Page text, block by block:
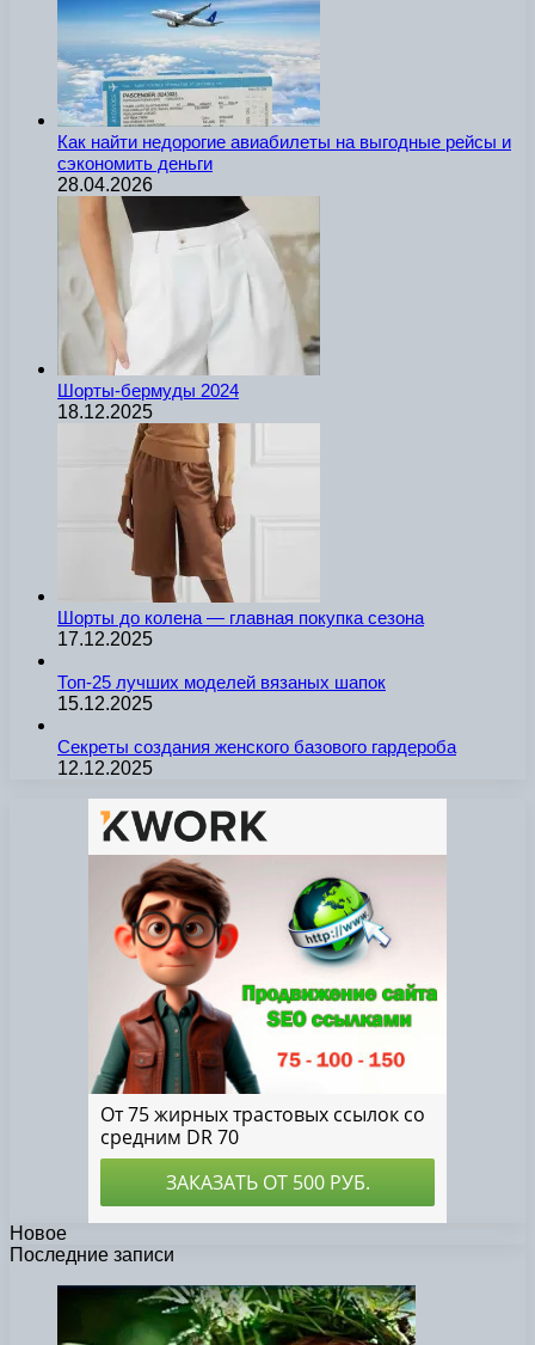
Как найти недорогие авиабилеты на выгодные рейсы и
сэкономить деньги
28.04.2026
Шорты-бермуды 2024
18.12.2025
Шорты до колена — главная покупка сезона
17.12.2025
Топ-25 лучших моделей вязаных шапок
15.12.2025
Секреты создания женского базового гардероба
12.12.2025
Новое
Последние записи